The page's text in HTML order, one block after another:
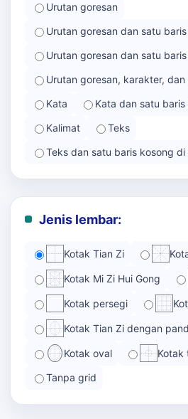
Urutan goresan
Urutan goresan dan satu
Urutan goresan dan satu
Urutan goresan, karakter,
Kata
Kata dan satu
Kalimat
Teks
Teks dan satu baris kosong di
Jenis lembar:
Kotak Tian Zi
Kotak Mi Zi Hui Gong
Kotak persegi
Kotak Tian Zi dengan
Kotak oval Kotak
Tanpa grid